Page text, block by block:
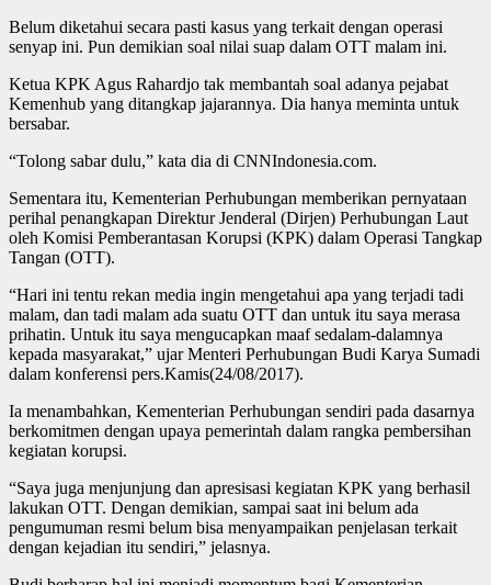
Belum diketahui secara pasti kasus yang terkait dengan operasi
senyap ini. Pun demikian soal nilai suap dalam OTT malam ini.
Ketua KPK Agus Rahardjo tak membantah soal adanya pejabat
Kemenhub yang ditangkap jajarannya. Dia hanya meminta untuk
bersabar.
“Tolong sabar dulu,” kata dia di CNNIndonesia.com.
Sementara itu, Kementerian Perhubungan memberikan pernyataan
perihal penangkapan Direktur Jenderal (Dirjen) Perhubungan Laut
oleh Komisi Pemberantasan Korupsi (KPK) dalam Operasi Tangkap
Tangan (OTT).
“Hari ini tentu rekan media ingin mengetahui apa yang terjadi tadi
malam, dan tadi malam ada suatu OTT dan untuk itu saya merasa
prihatin. Untuk itu saya mengucapkan maaf sedalam-dalamnya
kepada masyarakat,” ujar Menteri Perhubungan Budi Karya Sumadi
dalam konferensi pers.Kamis(24/08/2017).
Ia menambahkan, Kementerian Perhubungan sendiri pada dasarnya
berkomitmen dengan upaya pemerintah dalam rangka pembersihan
kegiatan korupsi.
“Saya juga menjunjung dan apresisasi kegiatan KPK yang berhasil
lakukan OTT. Dengan demikian, sampai saat ini belum ada
pengumuman resmi belum bisa menyampaikan penjelasan terkait
dengan kejadian itu sendiri,” jelasnya.